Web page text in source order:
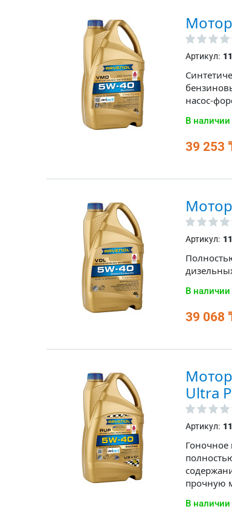
Артикул:
насос-
В наличии
39 253
Артикул:
В наличии
39 068
Ultra
Артикул:
Гоночное
прочную
В наличии